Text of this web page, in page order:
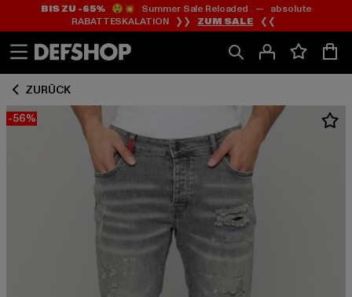
Zum
Inhalt
springen
Zum
Fußzeile
springen
BIS ZU -65%😲💥 Summer Sale Reloaded — absolute
RABATTESKALATION ❯❯ ZUM SALE ❮❮
ZURÜCK
-56%